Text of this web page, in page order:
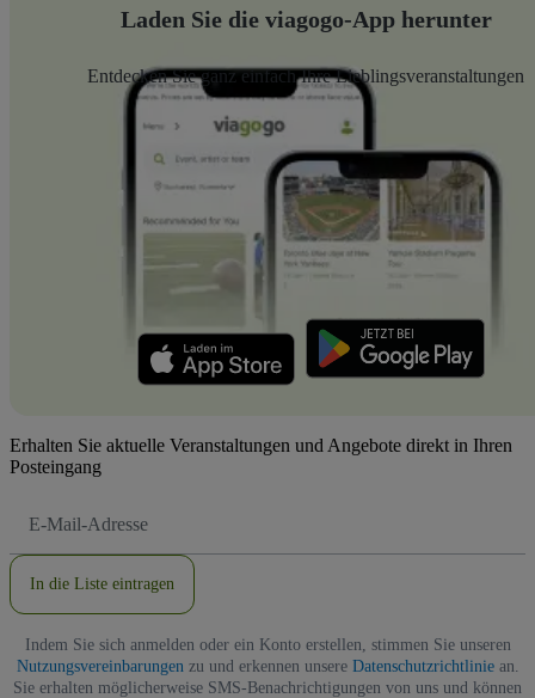
Laden Sie die viagogo-App herunter
Entdecken Sie ganz einfach Ihre Lieblingsveranstaltungen
Erhalten Sie aktuelle Veranstaltungen und Angebote direkt in Ihren
Posteingang
Mail-
In die Liste eintragen
Indem Sie sich anmelden oder ein Konto erstellen, stimmen Sie unseren
Nutzungsvereinbarungen zu und erkennen unsere Datenschutzrichtliniean.
Sie erhalten möglicherweise SMS-Benachrichtigungen von uns und können